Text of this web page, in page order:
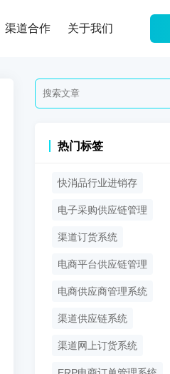
渠道合作 关于我们
热门标签
快消品行业进销存
电子采购供应链管理
渠道订货系统
电商平台供应链管理
电商供应商管理系统
渠道供应链系统
渠道网上订货系统